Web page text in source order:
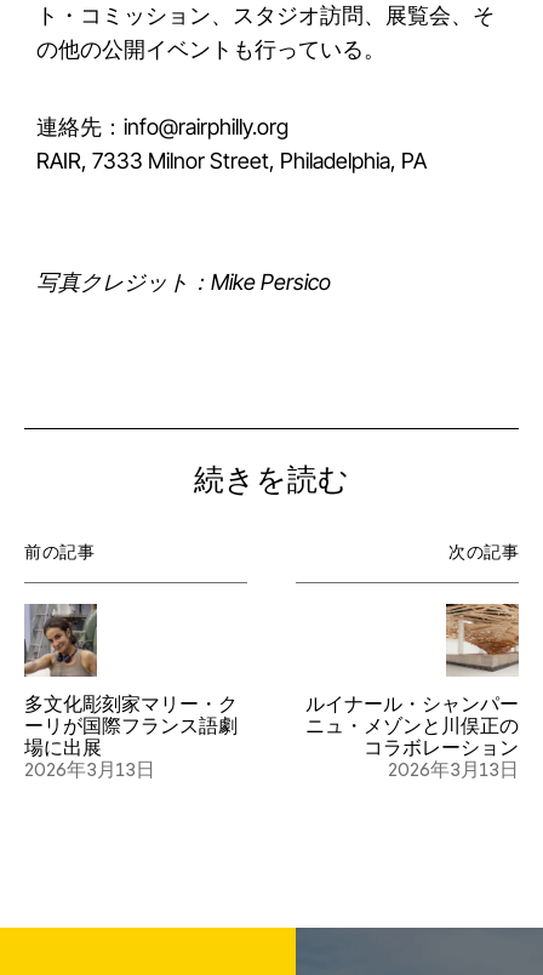
ト・コミッション、スタジオ訪問、展覧会、そ
の他の公開イベントも行っている。
連絡先：info@rairphilly.org
RAIR, 7333 Milnor Street, Philadelphia, PA
写真クレジット：Mike Persico
続きを読む
前の記事
多文化彫刻家マリー・ク
ーリが国際フランス語劇
場に出展
2026年3月13日
次の記事
ルイナール・シャンパー
ニュ・メゾンと川俣正の
コラボレーション
2026年3月13日